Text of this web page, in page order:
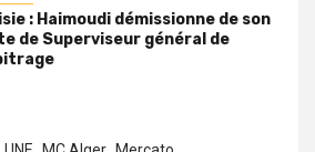
: Haimoudi démissionne de son
de Superviseur général de